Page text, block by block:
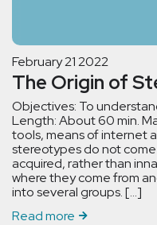
February 21 2022
The Origin of
Objectives: To
Length: About 60 min.
tools, means of internet
stereotypes do not
acquired, rather than
where they come from
into several groups. […]
Read more